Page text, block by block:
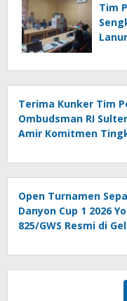
Tim
Terima Kunker Tim
Ombudsman RI
Amir Komitmen
Akuntabel Bebas Mal
Administrasi
Open Turnamen
Danyon Cup 1 2026
825/GWS Resmi di